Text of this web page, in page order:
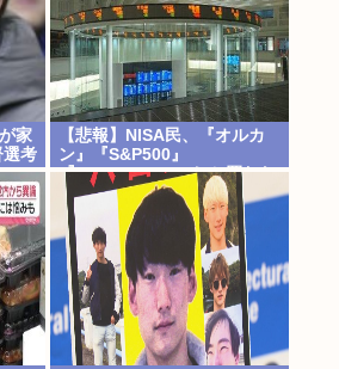
家
選考
【悲報】NISA民、『オルカ
ン』『S&P500』
『NASDAQ100』しか買わな
い